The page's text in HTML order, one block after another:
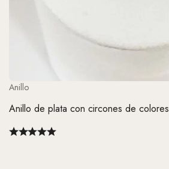
Anillo
Anillo de plata con circones de colores